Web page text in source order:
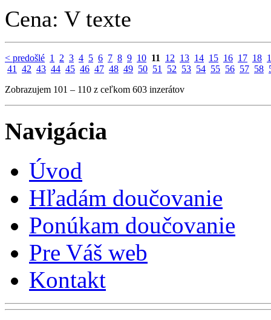
Cena: V texte
< predošlé 1 2 3 4 5 6 7 8 9 10 11 12 13 14 15 16 17 18
41
42 43 44 45 46 47 48 49 50 51 52 53 54 55 56 57 58
Zobrazujem 101 – 110 z ceľkom 603 inzerátov
Navigácia
Úvod
Hľadám doučovanie
Ponúkam doučovanie
Pre Váš web
Kontakt